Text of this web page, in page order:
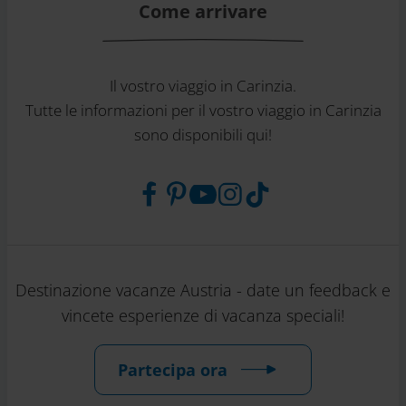
Come arrivare
Il vostro viaggio in Carinzia.
Tutte le informazioni per il vostro viaggio in Carinzia
sono disponibili qui!
Destinazione vacanze Austria - date un feedback e
vincete esperienze di vacanza speciali!
Partecipa ora